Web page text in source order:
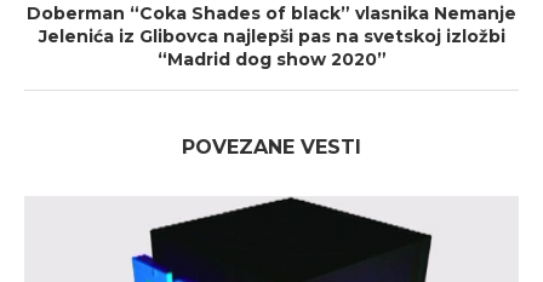
Doberman “Coka Shades of black” vlasnika Nemanje
Jelenića iz Glibovca najlepši pas na svetskoj izložbi
“Madrid dog show 2020”
POVEZANE VESTI